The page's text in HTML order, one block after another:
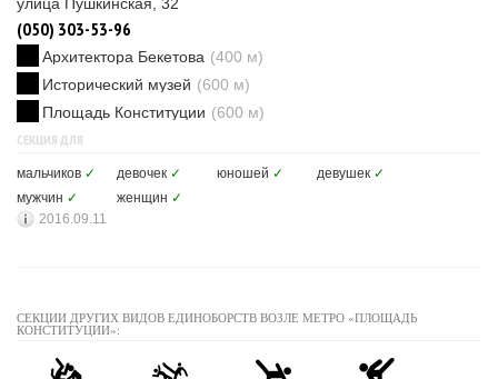
(050) 303-53-96
Архитектора Бекетова (400 м)
Исторический музей (600 м)
Площадь Конституции (600 м)
СЕКЦИЯ ДЛЯ
мальчиков ✓ девочек ✓ юношей ✓ девушек ✓
мужчин ✓ женщин ✓
2016.09.11
СЕКЦИИ ДРУГИХ ВИДОВ ЕДИНОБОРСТВ ВОЗЛЕ МЕТРО «ПЛОЩАДЬ
КОНСТИТУЦИИ»: